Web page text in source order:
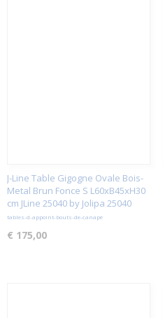
J-Line Table Gigogne Ovale Bois-
Metal Brun Fonce S L60xB45xH30
cm JLine 25040 by Jolipa 25040
tables-d-appoint-bouts-de-canapé
€ 175,00